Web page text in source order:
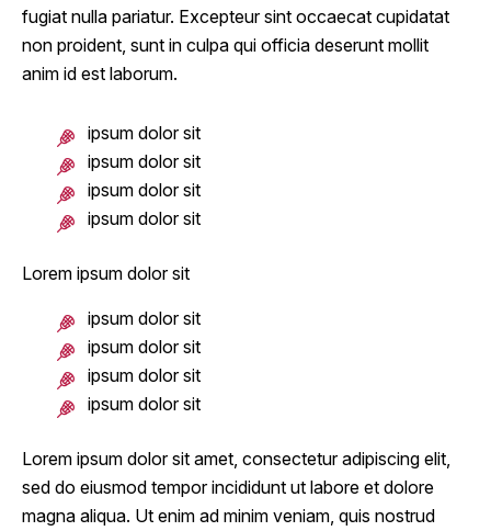
fugiat nulla pariatur. Excepteur sint occaecat cupidatat
non proident, sunt in culpa qui officia deserunt mollit
anim id est laborum.
ipsum dolor sit
ipsum dolor sit
ipsum dolor sit
ipsum dolor sit
Lorem ipsum dolor sit
ipsum dolor sit
ipsum dolor sit
ipsum dolor sit
ipsum dolor sit
Lorem ipsum dolor sit amet, consectetur adipiscing elit,
sed do eiusmod tempor incididunt ut labore et dolore
magna aliqua. Ut enim ad minim veniam, quis nostrud